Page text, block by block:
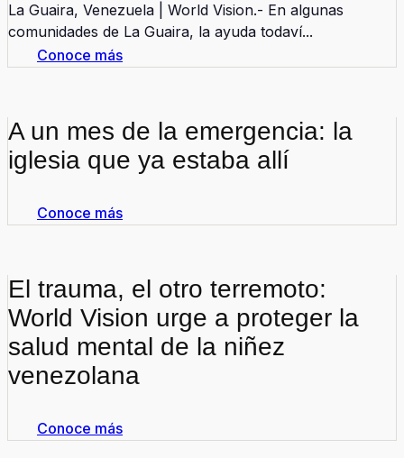
La Guaira, Venezuela | World Vision.- En algunas
comunidades de La Guaira, la ayuda todaví...
Conoce más
A un mes de la emergencia: la
iglesia que ya estaba allí
Conoce más
El trauma, el otro terremoto:
World Vision urge a proteger la
salud mental de la niñez
venezolana
Conoce más